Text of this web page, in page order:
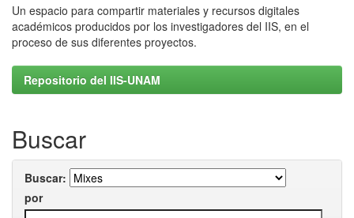
Un espacio para compartir materiales y recursos digitales
académicos producidos por los investigadores del IIS, en el
proceso de sus diferentes proyectos.
Repositorio del IIS-UNAM
Buscar
Buscar:
por